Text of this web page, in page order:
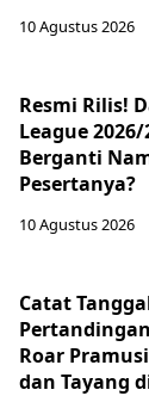
10 Agustus 2026
Resmi Rilis!
League
Berganti
Pesertanya?
10 Agustus 2026
Catat
Roar
dan Tayang